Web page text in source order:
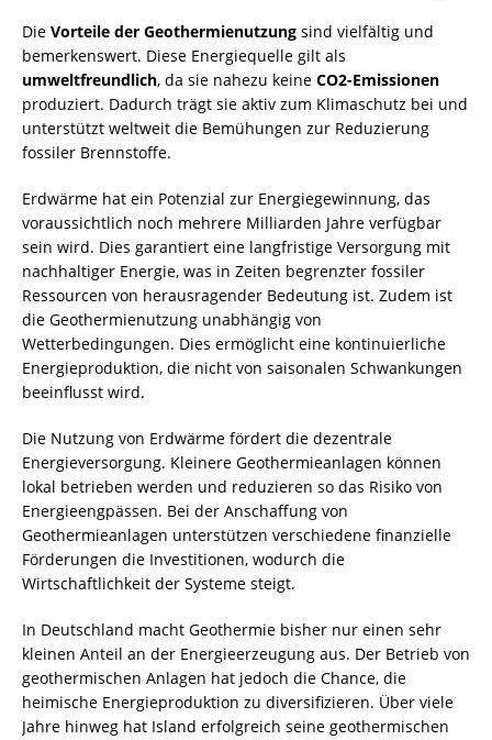
Die Vorteile der Geothermienutzung sind vielfältig und
bemerkenswert. Diese Energiequelle gilt als
umweltfreundlich, da sie nahezu keine CO2-Emissionen
produziert. Dadurch trägt sie aktiv zum Klimaschutz bei und
unterstützt weltweit die Bemühungen zur Reduzierung
fossiler Brennstoffe.
Erdwärme hat ein Potenzial zur Energiegewinnung, das
voraussichtlich noch mehrere Milliarden Jahre verfügbar
sein wird. Dies garantiert eine langfristige Versorgung mit
nachhaltiger Energie, was in Zeiten begrenzter fossiler
Ressourcen von herausragender Bedeutung ist. Zudem ist
die Geothermienutzung unabhängig von
Wetterbedingungen. Dies ermöglicht eine kontinuierliche
Energieproduktion, die nicht von saisonalen Schwankungen
beeinflusst wird.
Die Nutzung von Erdwärme fördert die dezentrale
Energieversorgung. Kleinere Geothermieanlagen können
lokal betrieben werden und reduzieren so das Risiko von
Energieengpässen. Bei der Anschaffung von
Geothermieanlagen unterstützen verschiedene finanzielle
Förderungen die Investitionen, wodurch die
Wirtschaftlichkeit der Systeme steigt.
In Deutschland macht Geothermie bisher nur einen sehr
kleinen Anteil an der Energieerzeugung aus. Der Betrieb von
geothermischen Anlagen hat jedoch die Chance, die
heimische Energieproduktion zu diversifizieren. Über viele
Jahre hinweg hat Island erfolgreich seine geothermischen